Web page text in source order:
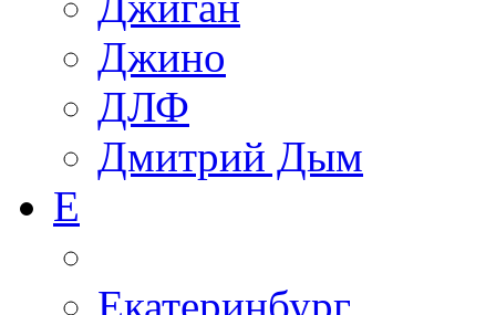
Джино
ДЛФ
Дмитрий Дым
Е